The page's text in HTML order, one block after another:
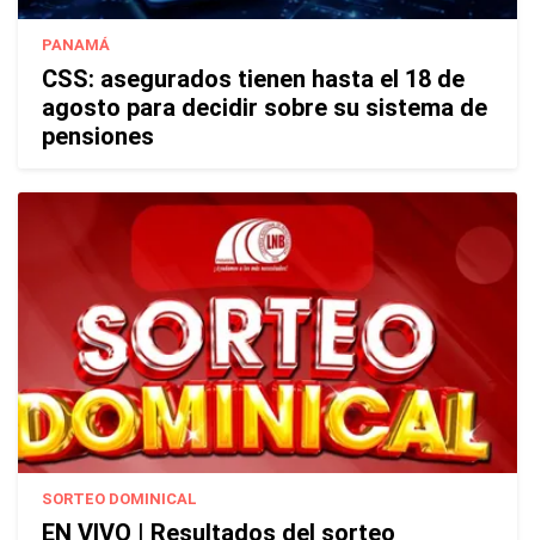
PANAMÁ
CSS: asegurados tienen hasta el 18 de
agosto para decidir sobre su sistema de
pensiones
SORTEO DOMINICAL
EN VIVO | Resultados del sorteo